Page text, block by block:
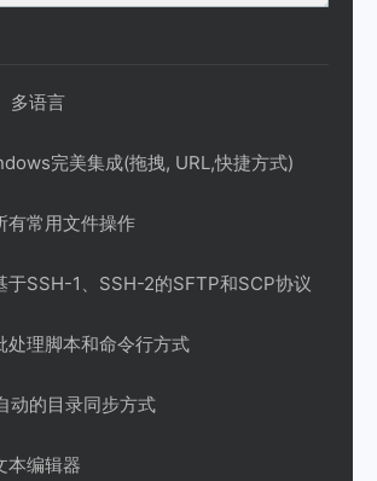
多语言
完美集成(拖拽, URL,快捷方式)
有常用文件操作
于SSH-1、SSH-2的SFTP和SCP协议
处理脚本和命令行方式
动的目录同步方式
本编辑器